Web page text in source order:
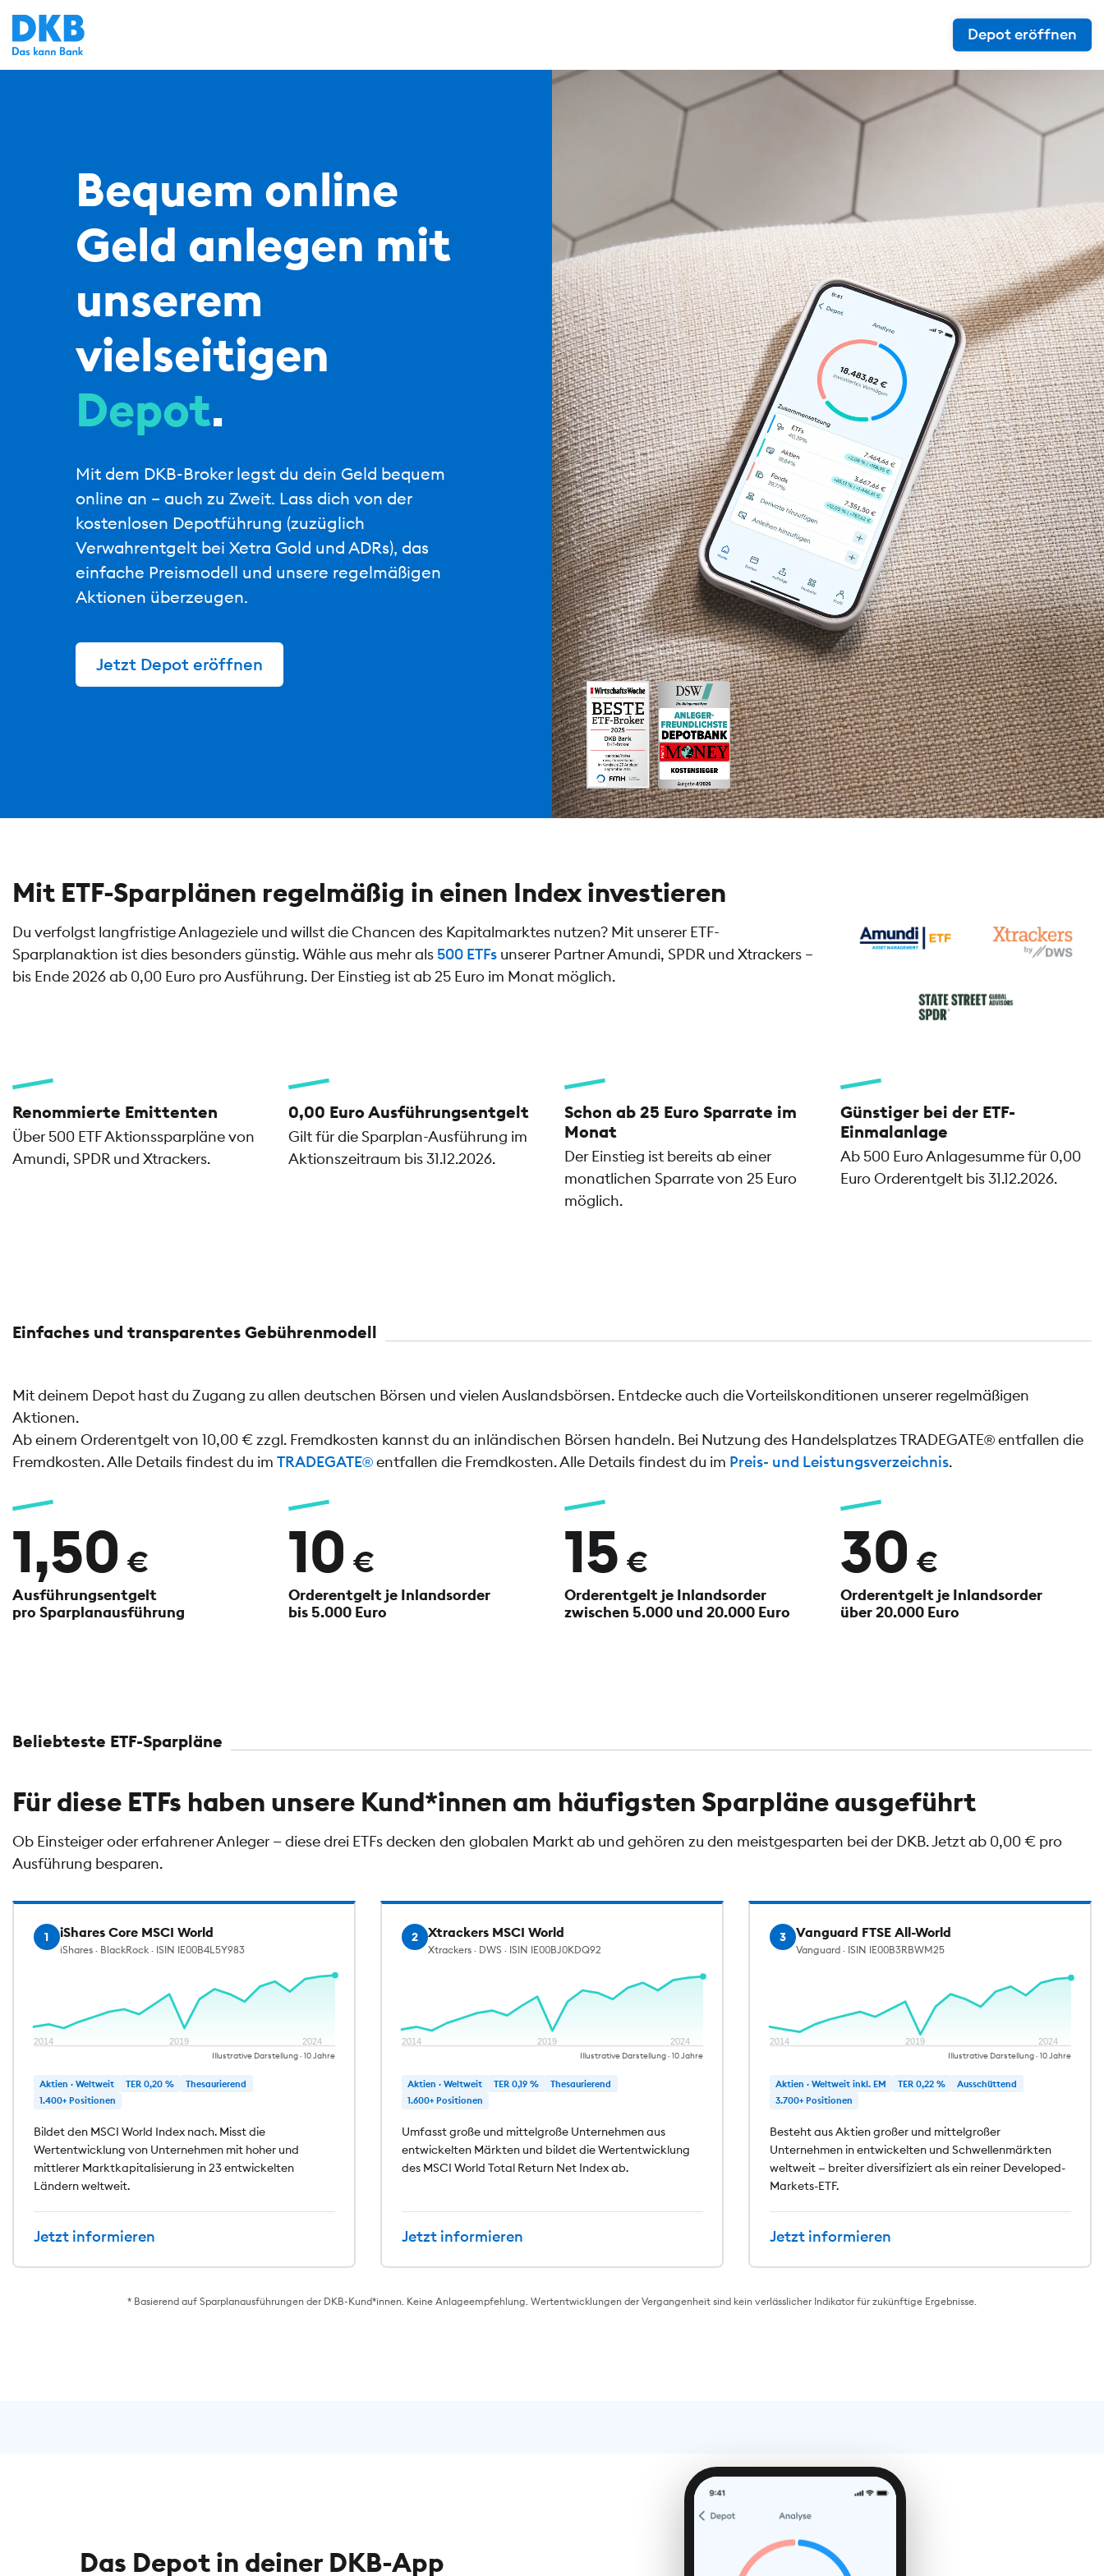
Depot eröffnen
Bequem online
Geld anlegen mit
unserem
vielseitigen
Depot.
Mit dem DKB-Broker legst du dein Geld bequem
online an – auch zu Zweit. Lass dich von der
kostenlosen Depotführung (zuzüglich
Verwahrentgelt bei Xetra Gold und ADRs), das
einfache Preismodell und unsere regelmäßigen
Aktionen überzeugen.
Jetzt Depot eröffnen
Mit ETF-Sparplänen regelmäßig in einen Index investieren
Du verfolgst langfristige Anlageziele und willst die Chancen des Kapitalmarktes nutzen? Mit unserer ETF-
Sparplanaktion ist dies besonders günstig. Wähle aus mehr als 500 ETFs unserer Partner Amundi, SPDR und Xtrackers –
bis Ende 2026 ab 0,00 Euro pro Ausführung. Der Einstieg ist ab 25 Euro im Monat möglich.
Renommierte Emittenten
Über 500 ETF Aktionssparpläne von
Amundi, SPDR und Xtrackers.
0,00 Euro Ausführungsentgelt
Gilt für die Sparplan-Ausführung im
Aktionszeitraum bis 31.12.2026.
Schon ab 25 Euro Sparrate im
Monat
Der Einstieg ist bereits ab einer
monatlichen Sparrate von 25 Euro
möglich.
Günstiger bei der ETF-
Einmalanlage
Ab 500 Euro Anlagesumme für 0,00
Euro Orderentgelt bis 31.12.2026.
Einfaches und transparentes Gebührenmodell
Mit deinem Depot hast du Zugang zu allen deutschen Börsen und vielen Auslandsbörsen. Entdecke auch die Vorteilskonditionen unserer regelmäßigen
Aktionen.
Ab einem Orderentgelt von 10,00 € zzgl. Fremdkosten kannst du an inländischen Börsen handeln. Bei Nutzung des Handelsplatzes TRADEGATE® entfallen die
Fremdkosten. Alle Details findest du im TRADEGATE®entfallen die Fremdkosten. Alle Details findest du im Preis- und Leistungsverzeichnis.
1,50 €
Ausführungsentgelt
pro Sparplanausführung
10 €
Orderentgelt je Inlandsorder
bis 5.000 Euro
15 €
Orderentgelt je Inlandsorder
zwischen 5.000 und 20.000 Euro
30 €
Orderentgelt je Inlandsorder
über 20.000 Euro
Beliebteste ETF-Sparpläne
Für diese ETFs haben unsere Kund*innen am häufigsten Sparpläne ausgeführt
Ob Einsteiger oder erfahrener Anleger — diese drei ETFs decken den globalen Markt ab und gehören zu den meistgesparten bei der DKB. Jetzt ab 0,00 € pro
Ausführung besparen.
1 iShares Core MSCI World
iShares · BlackRock · ISIN IE00B4L5Y983
2014 2019 2024
Illustrative Darstellung · 10 Jahre
Aktien · Weltweit TER 0,20 %
Thesaurierend
1.400+ Positionen
Bildet den MSCI World Index nach. Misst die
Wertentwicklung von Unternehmen mit hoher und
mittlerer Marktkapitalisierung in 23 entwickelten
Ländern weltweit.
Jetzt informieren
2 Xtrackers MSCI World
Xtrackers · DWS · ISIN IE00BJ0KDQ92
2014 2019 2024
Illustrative Darstellung · 10 Jahre
Aktien · Weltweit TER 0,19 %
Thesaurierend
1.600+ Positionen
Umfasst große und mittelgroße Unternehmen aus
entwickelten Märkten und bildet die Wertentwicklung
des MSCI World Total Return Net Index ab.
Jetzt informieren
3 Vanguard FTSE All-World
Vanguard · ISIN IE00B3RBWM25
2014 2019 2024
Illustrative Darstellung · 10 Jahre
Aktien · Weltweit inkl. EM TER 0,22 %
Ausschüttend
3.700+ Positionen
Besteht aus Aktien großer und mittelgroßer
Unternehmen in entwickelten und Schwellenmärkten
weltweit — breiter diversifiziert als ein reiner Developed-
Markets-ETF.
Jetzt informieren
* Basierend auf Sparplanausführungen der DKB-Kund*innen. Keine Anlageempfehlung. Wertentwicklungen der Vergangenheit sind kein verlässlicher Indikator für zukünftige Ergebnisse.
Das Depot in deiner DKB-App